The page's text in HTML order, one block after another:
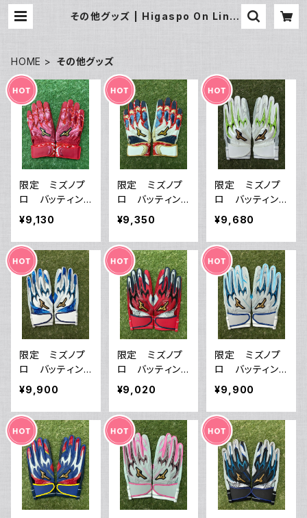
その他グッズ | Higaspo On Line
HOME その他グッズ
限定 ミズノプ
ロ バッティン
グ手袋 両手
1EJEA56962
サイズ24 モーシ
ョンアーク 送
料サービス
¥9,130
限定 ミズノプ
ロ バッティン
グ手袋 両手
1EJEA57101 サ
イズ24 モーショ
ンアーク 送料
サービス
¥9,350
限定 ミズノプ
ロ バッティン
グ手袋 両手
1EJEA54701 サ
イズ24 パワーア
ーク 送料サー
ビス
¥9,680
限定 ミズノプ
ロ バッティン
グ手袋 両手
1EJEA55501 サ
イズ24 パワーア
ーク 送料サー
ビス
¥9,900
限定 ミズノプ
ロ バッティン
グ手袋 両手
1EJEA52962
サイズ24 パワー
アーク 送料サ
ービス
¥9,020
限定 ミズノプ
ロ バッティン
グ手袋 両手
1EJEA56621
サイズ25 パワー
アーク 送料サ
ービス
¥9,900